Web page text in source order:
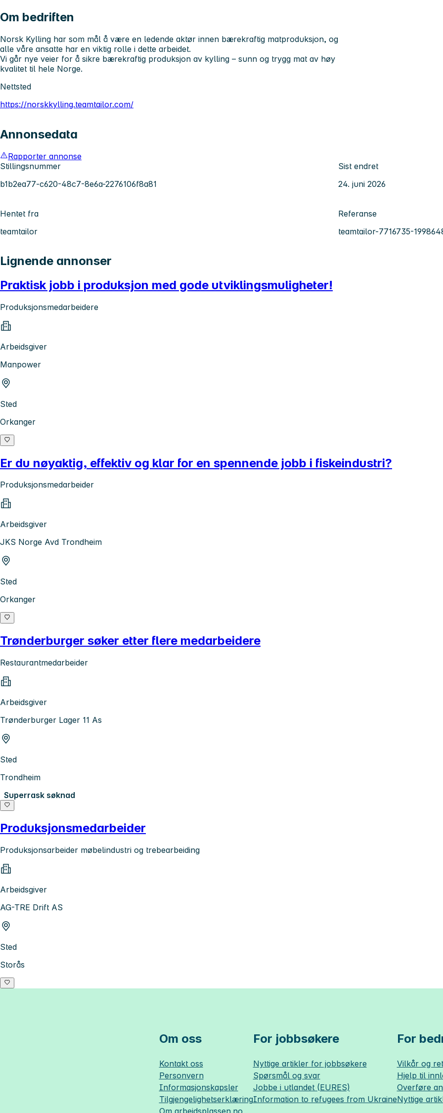
Om bedriften
Norsk Kylling har som mål å være en ledende aktør innen bærekraftig matproduksjon, og
alle våre ansatte har en viktig rolle i dette arbeidet.
Vi går nye veier for å sikre bærekraftig produksjon av kylling – sunn og trygg mat av høy
kvalitet til hele Norge.
Nettsted
https://norskkylling.teamtailor.com/
Annonsedata
Rapporter annonse
Stillingsnummer
b1b2ea77-c620-48c7-8e6a-2276106f8a81
Sist endret
24. juni 2026
Hentet fra
teamtailor
Referanse
teamtailor-7716735-
Lignende annonser
Praktisk jobb i produksjon med gode utviklingsmuligheter!
Produksjonsmedarbeidere
Arbeidsgiver
Manpower
Sted
Orkanger
Er du nøyaktig, effektiv og klar for en spennende jobb i fiskeindustri?
Produksjonsmedarbeider
Arbeidsgiver
JKS Norge Avd Trondheim
Sted
Orkanger
Trønderburger søker etter flere medarbeidere
Restaurantmedarbeider
Arbeidsgiver
Trønderburger Lager 11 As
Sted
Trondheim
Superrask søknad
Produksjonsmedarbeider
Produksjonsarbeider møbelindustri og trebearbeiding
Arbeidsgiver
AG-TRE Drift AS
Sted
Storås
Om oss
Kontakt oss
Personvern
Informasjonskapsler
Tilgjengelighetserklæring
Om arbeidsplassen.no
For jobbsøkere
Nyttige artikler for jobbsøkere
Spørsmål og svar
Jobbe i utlandet (EURES)
Information to refugees from Ukraine
For
Vilkår og
Hjelp til
Overføre
Nyttige